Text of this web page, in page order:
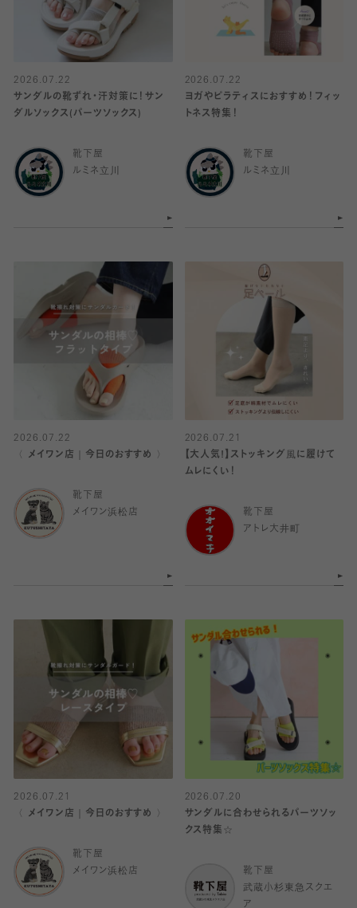
2026.07.22
サンダルの靴ずれ・汗対策に！サン
ダルソックス(パーツソックス)
靴下屋
ルミネ立川
2026.07.22
ヨガやピラティスにおすすめ！フィッ
トネス特集！
靴下屋
ルミネ立川
2026.07.22
〈 メイワン店｜今日のおすすめ 〉
靴下屋
メイワン浜松店
2026.07.21
【大人気!】ストッキング風に履けて
ムレにくい！
靴下屋
アトレ大井町
2026.07.21
〈 メイワン店｜今日のおすすめ 〉
靴下屋
メイワン浜松店
2026.07.20
サンダルに合わせられるパーツソッ
クス特集☆
靴下屋
武蔵小杉東急スクエ
ア